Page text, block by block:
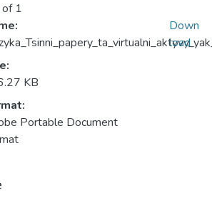
1
KB
Portable Document
Down
load